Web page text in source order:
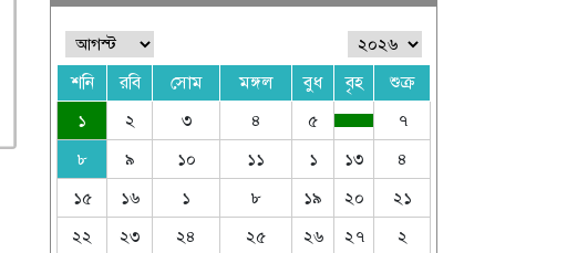
শনি রবি সোম মঙ্গল বুধ বৃহ শুক্র
১ ২ ৩ ৪ ৫
৭
৮
৯ ১০ ১১ ১ ১৩
৪
১৫
১৬ ১ ৮ ১৯ ২০
২১
২২
২৩ ২৪ ২৫ ২৬ ২৭
২